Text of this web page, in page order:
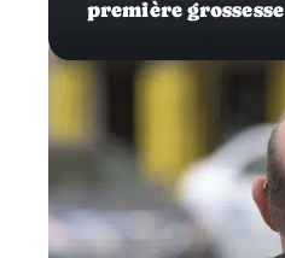
première grossesse